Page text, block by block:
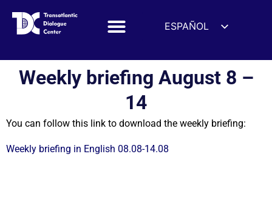
ESPAÑOL
FRANÇAIS
简体中文
हिन्दी
Weekly briefing August 8 –
14
You can follow this link to download the weekly briefing:
Weekly briefing in English 08.08-14.08